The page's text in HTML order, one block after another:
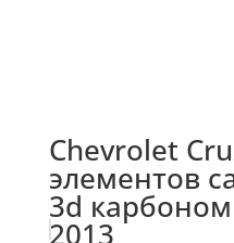
Chevrolet
элементов
3d
2013